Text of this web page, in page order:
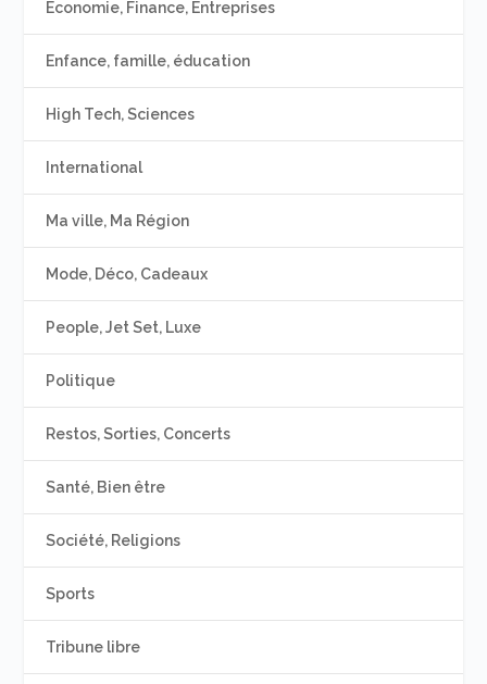
Economie, Finance, Entreprises
Enfance, famille, éducation
High Tech, Sciences
International
Ma ville, Ma Région
Mode, Déco, Cadeaux
People, Jet Set, Luxe
Politique
Restos, Sorties, Concerts
Santé, Bien être
Société, Religions
Sports
Tribune libre